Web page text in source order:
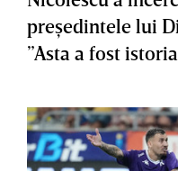
preşedintele lui
”Asta a fost